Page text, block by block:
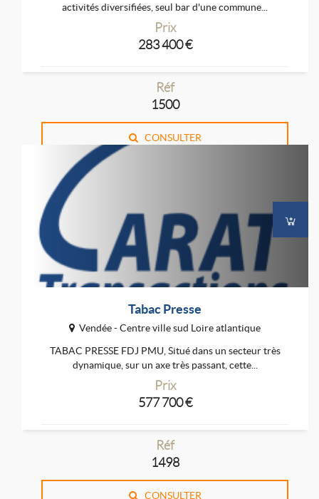
activités diversifiées, seul bar d'une commune...
Prix
283 400 €
Réf
1500
CONSULTER
Tabac Presse
Vendée - Centre ville sud Loire atlantique
TABAC PRESSE FDJ PMU, Situé dans un secteur très
dynamique, sur un axe très passant, cette...
Prix
577 700 €
Réf
1498
CONSULTER